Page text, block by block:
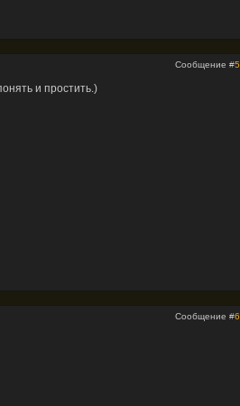
Сообщение #5
и простить.)
Сообщение #6